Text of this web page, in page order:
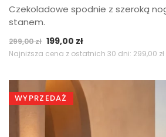
Czekoladowe spodnie z szeroką
stanem.
299,00zł Pierwotna
cena
299,00 zł.
199,00 złAktualna
cena
199,00 zł.
Najniższa cena z ostatnich 30 dni: 299,00 zł
WYPRZEDAŻ